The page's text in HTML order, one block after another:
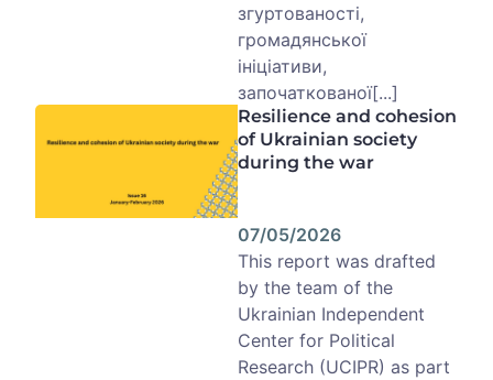
згуртованості,
громадянської
ініціативи,
започаткованої[...]
Resilience and cohesion
of Ukrainian society
during the war
07/05/2026
This report was drafted
by the team of the
Ukrainian Independent
Center for Political
Research (UCIPR) as part